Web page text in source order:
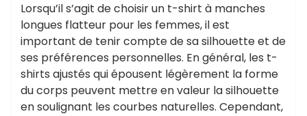
Lorsqu’il s’agit de choisir un t-shirt à manches
longues flatteur pour les femmes, il est
important de tenir compte de sa silhouette et de
ses préférences personnelles. En général, les t-
shirts ajustés qui épousent légèrement la forme
du corps peuvent mettre en valeur la silhouette
en soulignant les courbes naturelles. Cependant,